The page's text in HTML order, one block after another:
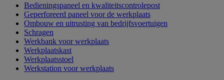
Bedieningspaneel en kwaliteitscontrolepost
Geperforeerd paneel voor de werkplaats
Ombouw en uitrusting van bedrijfsvoertuigen
Schragen
Werkbank voor werkplaats
Werkplaatskast
Werkplaatsstoel
Werkstation voor werkplaats